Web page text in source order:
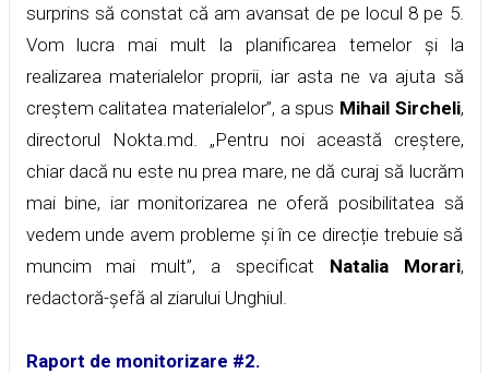
surprins să constat că am avansat de pe locul 8 pe 5.
Vom lucra mai mult la planificarea temelor și la
realizarea materialelor proprii, iar asta ne va ajuta să
creștem calitatea materialelor”, a spus Mihail Sircheli,
directorul Nokta.md. „Pentru noi această creștere,
chiar dacă nu este nu prea mare, ne dă curaj să lucrăm
mai bine, iar monitorizarea ne oferă posibilitatea să
vedem unde avem probleme și în ce direcție trebuie să
muncim mai mult”, a specificat Natalia Morari,
redactoră-șefă al ziarului Unghiul.
Raport de monitorizare #2.